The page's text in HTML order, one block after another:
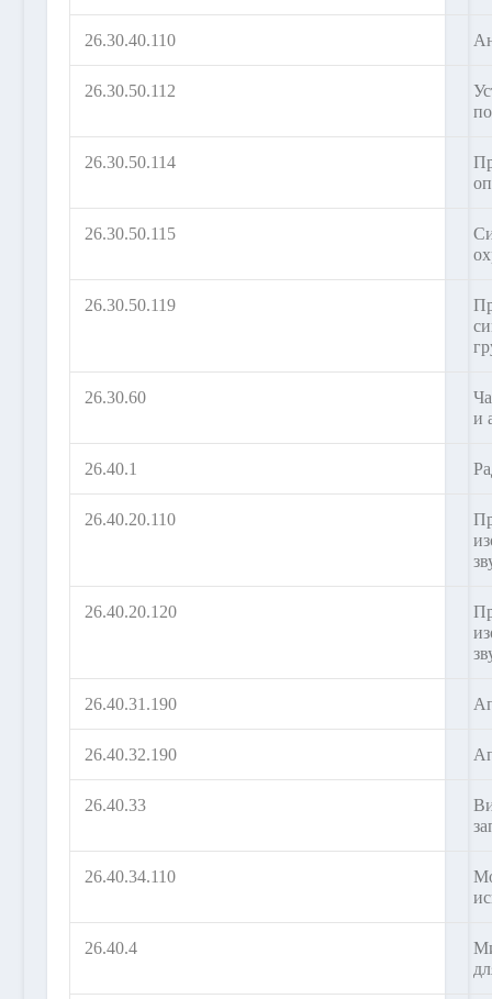
26.30.40.110
26.30.50.112
26.30.50.114
26.30.50.115
26.30.50.119
26.30.60
и
26.40.1
26.40.20.110
26.40.20.120
26.40.31.190
26.40.32.190
26.40.33
26.40.34.110
26.40.4